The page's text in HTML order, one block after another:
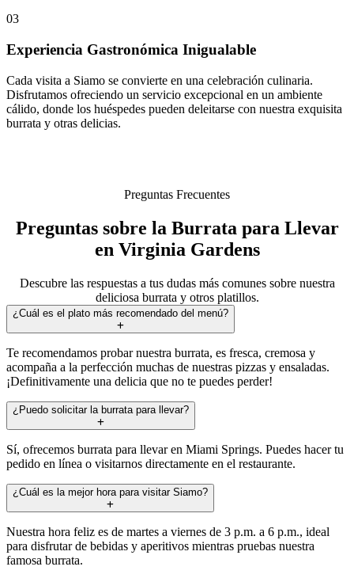
03
Experiencia Gastronómica Inigualable
Cada visita a Siamo se convierte en una celebración culinaria.
Disfrutamos ofreciendo un servicio excepcional en un ambiente
cálido, donde los huéspedes pueden deleitarse con nuestra exquisita
burrata y otras delicias.
Preguntas Frecuentes
Preguntas sobre la Burrata para Llevar
en Virginia Gardens
Descubre las respuestas a tus dudas más comunes sobre nuestra
deliciosa burrata y otros platillos.
¿Cuál es el plato más recomendado del menú?
Te recomendamos probar nuestra burrata, es fresca, cremosa y
acompaña a la perfección muchas de nuestras pizzas y ensaladas.
¡Definitivamente una delicia que no te puedes perder!
¿Puedo solicitar la burrata para llevar?
Sí, ofrecemos burrata para llevar en Miami Springs. Puedes hacer tu
pedido en línea o visitarnos directamente en el restaurante.
¿Cuál es la mejor hora para visitar Siamo?
Nuestra hora feliz es de martes a viernes de 3 p.m. a 6 p.m., ideal
para disfrutar de bebidas y aperitivos mientras pruebas nuestra
famosa burrata.